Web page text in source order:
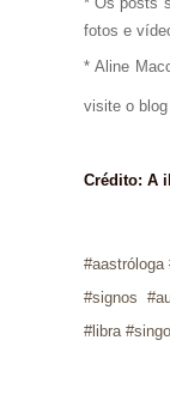
fotos e
* Aline
visite o blog
Crédito: A
#aastróloga
#signos
#libra